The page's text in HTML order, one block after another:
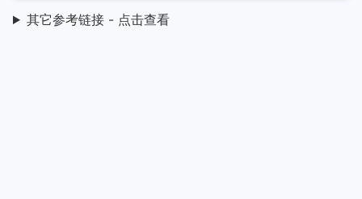
其它参考链接 - 点击查看